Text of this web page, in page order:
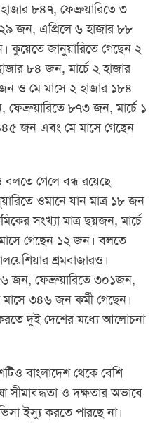
হাজার ৮৪৭, ফেব্রুয়ারিতে ৩
জন, এপ্রিলে ৬ হাজার ৮৮
জানুয়ারিতে গেছেন ২
৮৪ জন, মার্চে ২ হাজার
ও মে মাসে ২ হাজার ১৮৪
৮৭৩ জন, মার্চে ১
জন এবং মে মাসে গেছেন
বলতে গেলে বন্ধ রয়েছে
ওমানে যান মাত্র ১৮ জন
সংখ্যা মাত্র ছয়জন, মার্চে
গেছেন ১২ জন। বলতে
শ্রমবাজারও।
জন, ফেব্রুয়ারিতে ৩০১জন,
৩৪৬ জন কর্মী গেছেন।
দুই দেশের মধ্যে আলোচনা
বাংলাদেশ থেকে বেশি
সীমাবদ্ধতা ও দক্ষতার অভাবে
ইস্যু করতে পারছে না।